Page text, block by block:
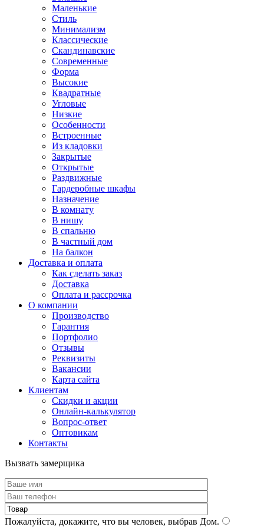
Маленькие
Стиль
Минимализм
Классические
Скандинавские
Современные
Форма
Высокие
Квадратные
Угловые
Низкие
Особенности
Встроенные
Из кладовки
Закрытые
Открытые
Раздвижные
Гардеробные шкафы
Назначение
В комнату
В нишу
В спальню
В частный дом
На балкон
Доставка и оплата
Как сделать заказ
Доставка
Оплата и рассрочка
О компании
Производство
Гарантия
Портфолио
Отзывы
Реквизиты
Вакансии
Карта сайта
Клиентам
Скидки и акции
Онлайн-калькулятор
Вопрос-ответ
Оптовикам
Контакты
Вызвать замерщика
Пожалуйста, докажите, что вы человек, выбрав Дом.